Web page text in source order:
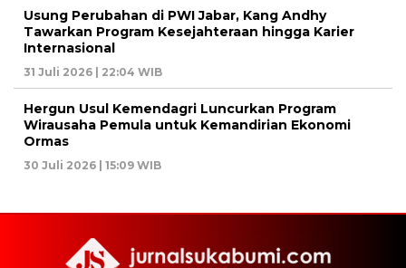
Usung Perubahan di PWI Jabar, Kang Andhy
Tawarkan Program Kesejahteraan hingga Karier
Internasional
31 Juli 2026 | 22:04 WIB
Hergun Usul Kemendagri Luncurkan Program
Wirausaha Pemula untuk Kemandirian Ekonomi
Ormas
30 Juli 2026 | 15:09 WIB